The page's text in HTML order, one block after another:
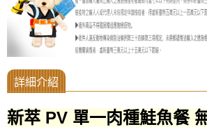
新萃 PV 單一肉種鮭魚餐